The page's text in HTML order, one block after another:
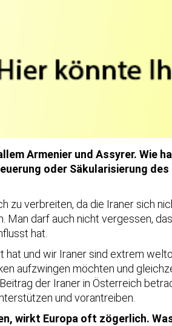
Armenier und Assyrer. Wie
oder Säkularisierung
zu verbreiten, da die Iraner sich
darf auch nicht vergessen,
hat.
und wir Iraner sind extrem
aufzwingen möchten und
der Iraner in Österreich
und vorantreiben.
wirkt Europa oft zögerlich.